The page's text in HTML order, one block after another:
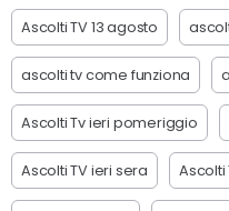
Ascolti TV 13 agosto
ascolti tv come funziona
Ascolti Tv ieri pomeriggio
Ascolti TV ieri sera Ascolti